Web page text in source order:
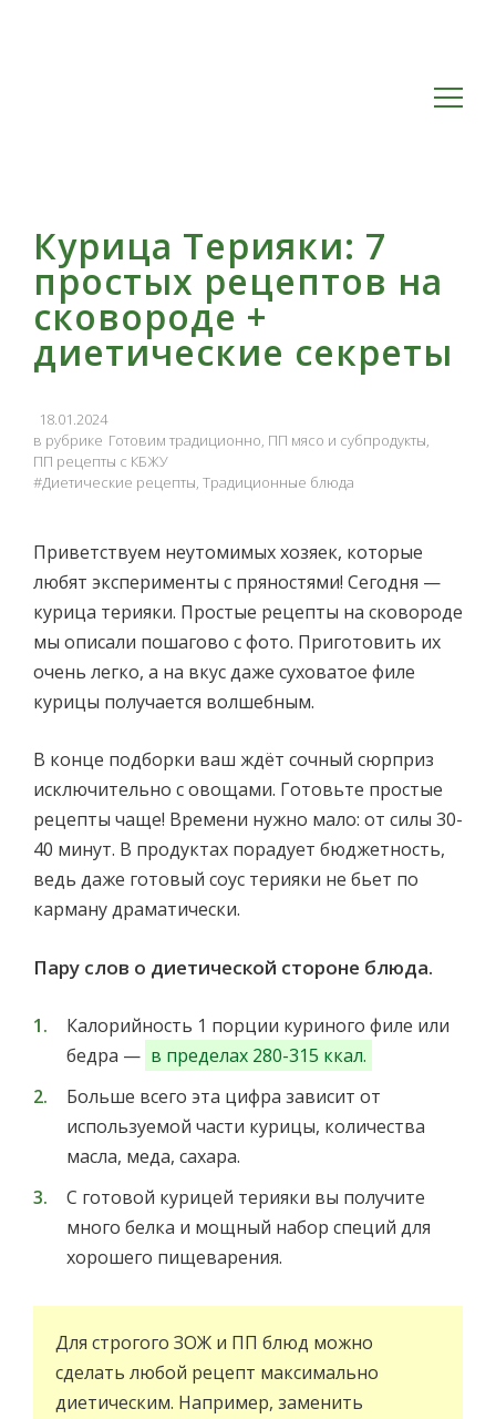
Курица Терияки: 7
простых рецептов на
сковороде +
диетические секреты
18.01.2024
Готовим традиционно, ПП мясо и субпродукты,
ПП рецепты с КБЖУ
Диетические рецепты, Традиционные блюда
Приветствуем неутомимых хозяек, которые
любят эксперименты с пряностями! Сегодня —
курица терияки. Простые рецепты на сковороде
мы описали пошагово с фото. Приготовить их
очень легко, а на вкус даже суховатое филе
курицы получается волшебным.
В конце подборки ваш ждёт сочный сюрприз
исключительно с овощами. Готовьте простые
рецепты чаще! Времени нужно мало: от силы 30-
40 минут. В продуктах порадует бюджетность,
ведь даже готовый соус терияки не бьет по
карману драматически.
Пару слов о диетической стороне блюда.
Калорийность 1 порции куриного филе или
бедра — в пределах 280-315 ккал.
Больше всего эта цифра зависит от
используемой части курицы, количества
масла, меда, сахара.
С готовой курицей терияки вы получите
много белка и мощный набор специй для
хорошего пищеварения.
Для строгого ЗОЖ и ПП блюд можно
сделать любой рецепт максимально
диетическим. Например, заменить